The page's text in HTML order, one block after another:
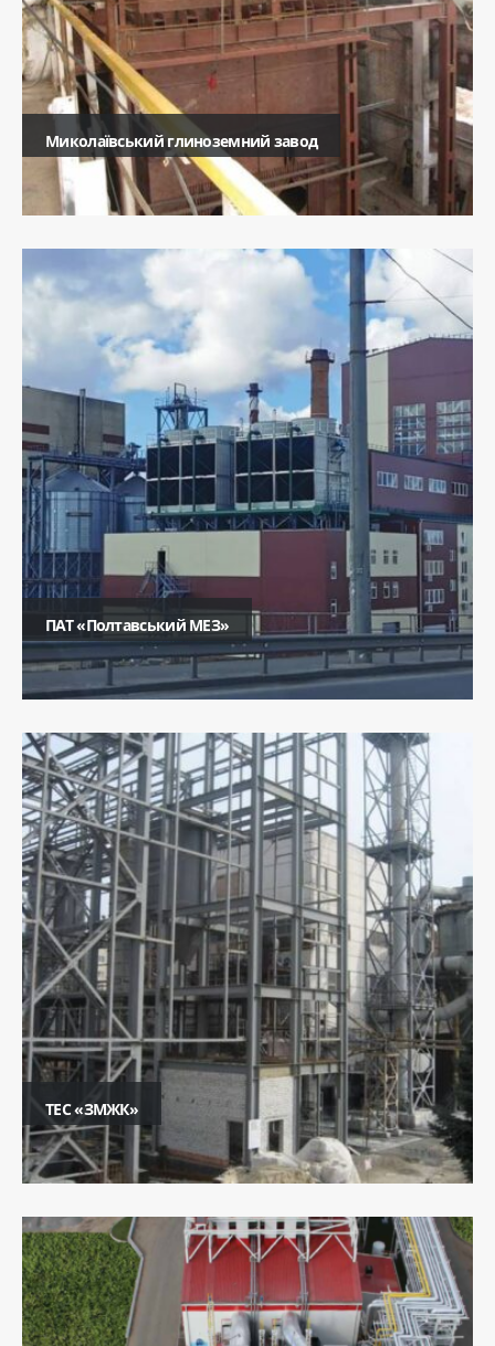
Миколаївський глиноземний завод
ПАТ «Полтавський МЕЗ»
ТЕС «ЗМЖК»